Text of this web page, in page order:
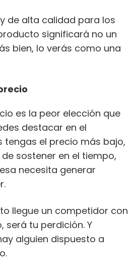
de alta calidad para los
significará no un
bien, lo verás como una
es la peor elección que
destacar en el
el precio más bajo,
sostener en el tiempo,
necesita generar
llegue un competidor con
será tu perdición. Y
alguien dispuesto a